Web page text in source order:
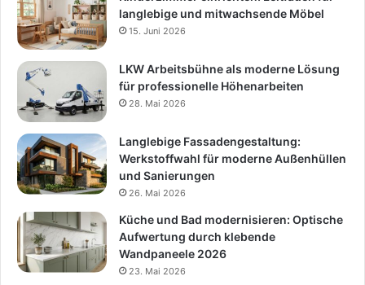
langlebige und mitwachsende Möbel
15. Juni 2026
LKW Arbeitsbühne als moderne Lösung
für professionelle Höhenarbeiten
28. Mai 2026
Langlebige Fassadengestaltung:
Werkstoffwahl für moderne Außenhüllen
und Sanierungen
26. Mai 2026
Küche und Bad modernisieren: Optische
Aufwertung durch klebende
Wandpaneele 2026
23. Mai 2026